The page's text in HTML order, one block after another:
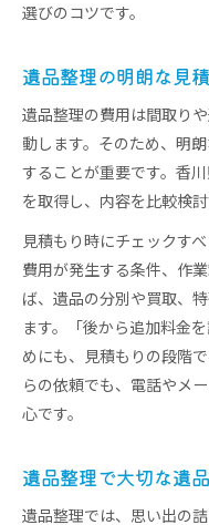
選びのコツです。
遺品整理の明朗な見
遺品整理の費用は間取り
動します。そのため、明
することが重要です。香
を取得し、内容を比較検
見積もり時にチェックす
費用が発生する条件、作
ば、遺品の分別や買取、
ます。「後から追加料金
めにも、見積もりの段階
らの依頼でも、電話やメ
心です。
遺品整理で大切な遺
遺品整理では、思い出の